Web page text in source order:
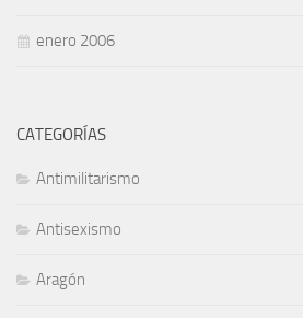
enero 2006
CATEGORÍAS
Antimilitarismo
Antisexismo
Aragón